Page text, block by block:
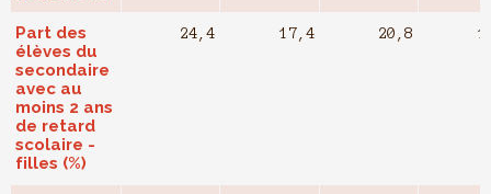
Part des
élèves du
secondaire
avec au
moins 2 ans
de retard
scolaire -
filles (%)
24,4 17,4 20,8